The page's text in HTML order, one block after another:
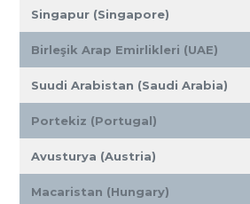
Singapur (Singapore)
Birleşik Arap Emirlikleri (UAE)
Suudi Arabistan (Saudi Arabia)
Portekiz (Portugal)
Avusturya (Austria)
Macaristan (Hungary)